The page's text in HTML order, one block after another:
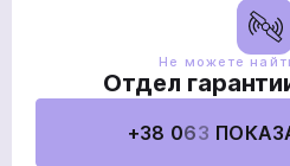
Не можете
Отдел
+38 063